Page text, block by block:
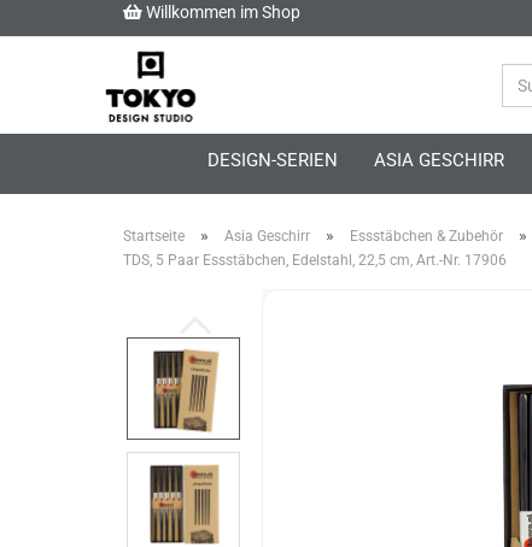
Willkommen im Shop
DESIGN-SERIEN ASIA GESCHIRR
Startseite » Asia Geschirr » Essstäbchen & Zubehör »
TDS, 5 Paar Essstäbchen, Edelstahl, 22,5 cm, Art.-Nr. 17906